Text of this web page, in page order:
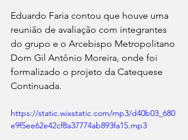
Eduardo Faria contou que houve uma
reunião de avaliação com integrantes
do grupo e o Arcebispo Metropolitano
Dom Gil Antônio Moreira, onde foi
formalizado o projeto da Catequese
Continuada.
https://static.wixstatic.com/mp3/d40b03_680
e9f5ee62e42cf8a37774ab893fa15.mp3